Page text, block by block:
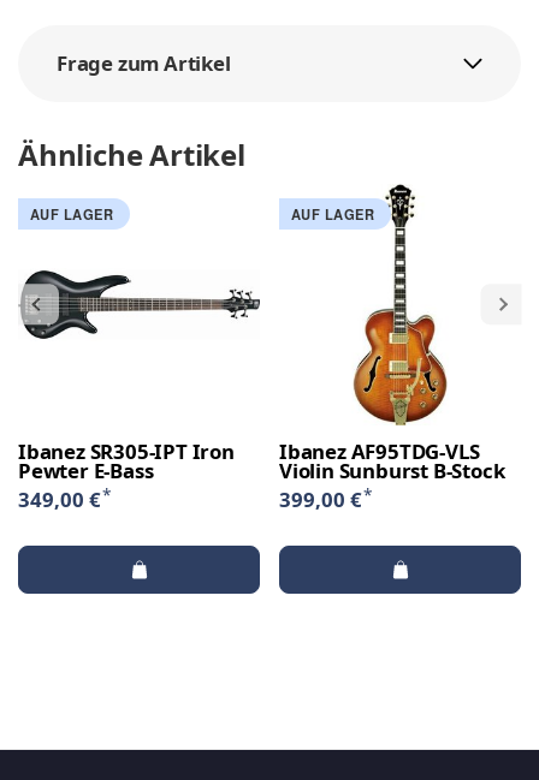
Frage zum Artikel
Ähnliche Artikel
AUF LAGER
Ibanez SR305-IPT Iron
Pewter E-Bass
349,00 €*
AUF LAGER
Ibanez AF95TDG-VLS
Violin Sunburst B-Stock
399,00 €*